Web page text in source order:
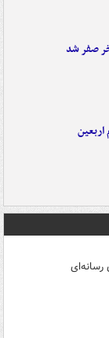
صفر شد
اربعین
رسانه‌ای